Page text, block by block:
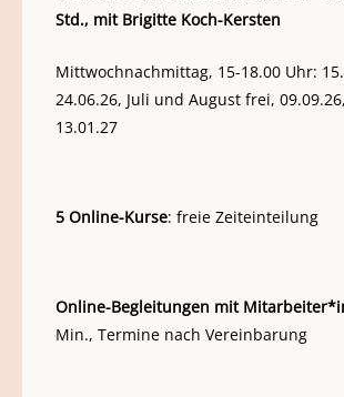
Std., mit Brigitte Koch-Kersten
Mittwochnachmittag, 15-18.00 Uhr:
24.06.26, Juli und August frei,
13.01.27
5 Online-Kurse: freie Zeiteinteilung
Online-Begleitungen mit
Min., Termine nach Vereinbarung